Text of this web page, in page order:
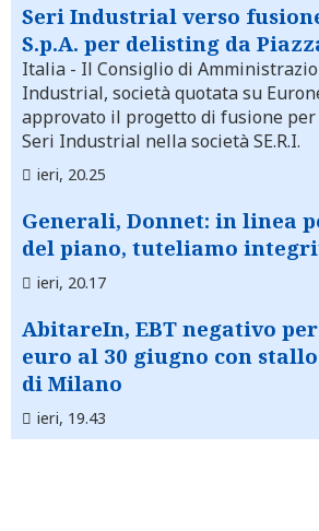
Seri Industrial verso
S.p.A. per delisting da
Italia - Il Consiglio di
Industrial, società quotata su
approvato il progetto di fusione
Seri Industrial nella società SE.R.I.
ieri, 20.25
Generali, Donnet: in linea
del piano, tuteliamo
ieri, 20.17
AbitareIn, EBT negativo
euro al 30 giugno con
di Milano
ieri, 19.43